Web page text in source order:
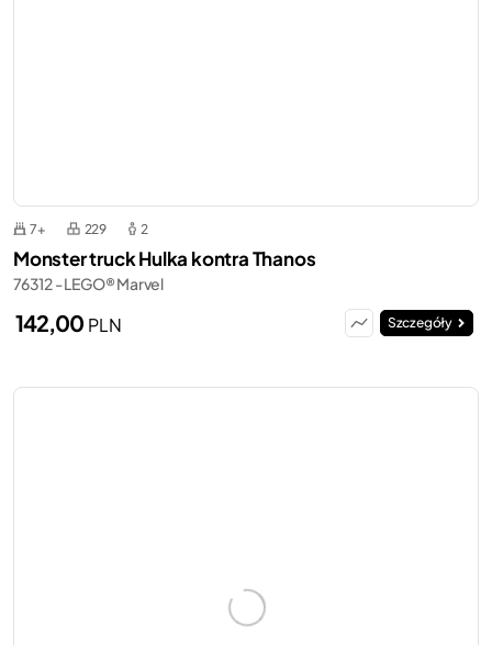
7+ 229 2
Monster truck Hulka kontra Thanos
76312 - LEGO® Marvel
142,00 PLN Szczegóły